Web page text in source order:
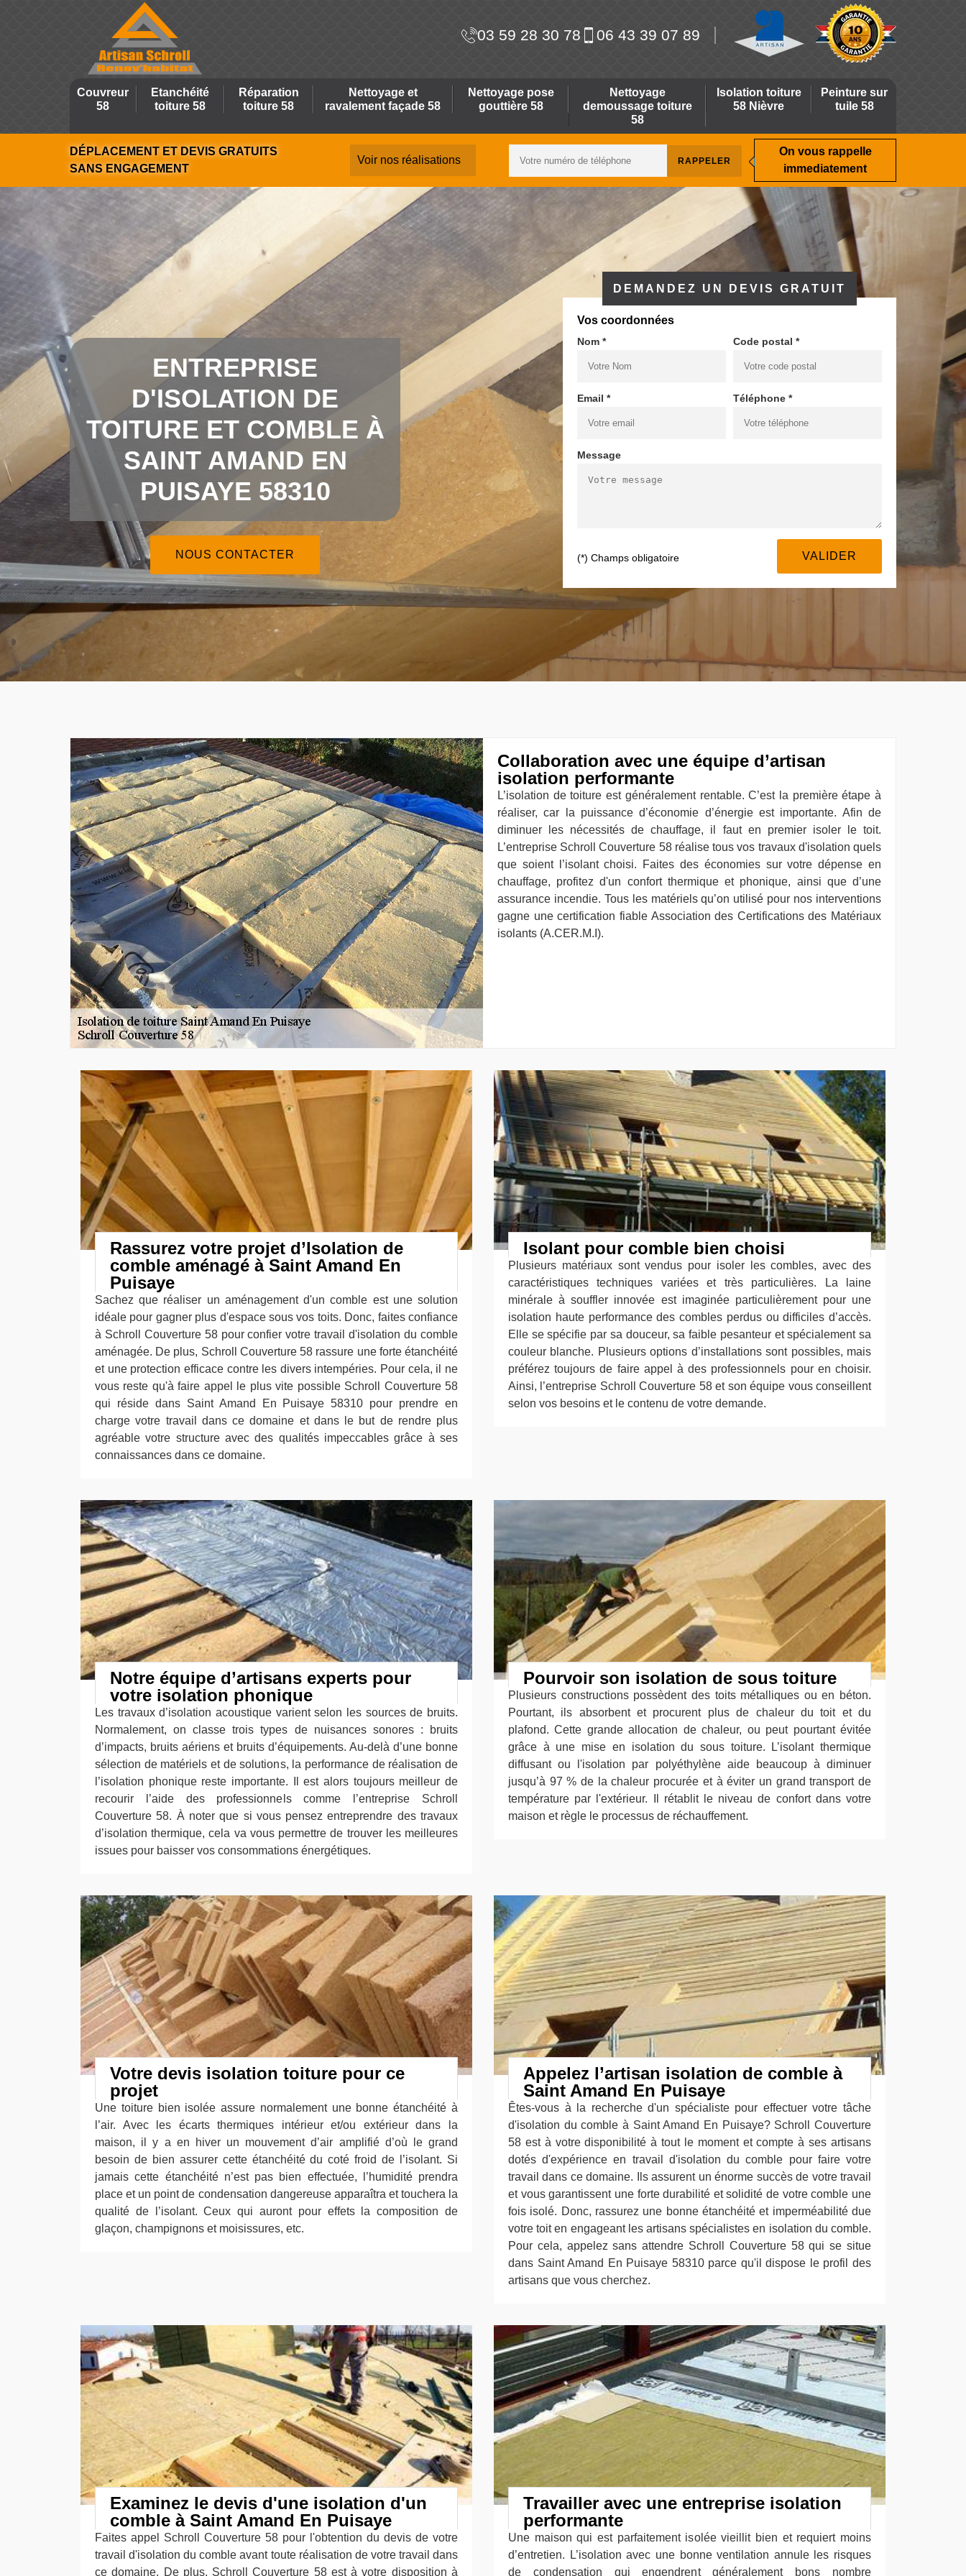
03 59 28 30 78 06 43 39 07 89
Couvreur
58
Etanchéité
toiture 58
Réparation
toiture 58
Nettoyage et
ravalement façade 58
Nettoyage pose
gouttière 58
Nettoyage
demoussage toiture
58
Isolation toiture
58 Nièvre
Peinture sur
tuile 58
DÉPLACEMENT ET DEVIS GRATUITS
SANS ENGAGEMENT
Voir nos réalisations
On vous rappelle
immediatement
ENTREPRISE
D'ISOLATION DE
TOITURE ET COMBLE À
SAINT AMAND EN
PUISAYE 58310
NOUS CONTACTER
DEMANDEZ UN DEVIS GRATUIT
Vos coordonnées
Nom * Code postal *
Email * Téléphone *
Message
(*) Champs obligatoire
Collaboration avec une équipe d’artisan
isolation performante
L’isolation de toiture est généralement rentable. C’est la première étape à
réaliser, car la puissance d’économie d’énergie est importante. Afin de
diminuer les nécessités de chauffage, il faut en premier isoler le toit.
L’entreprise Schroll Couverture 58 réalise tous vos travaux d'isolation quels
que soient l’isolant choisi. Faites des économies sur votre dépense en
chauffage, profitez d'un confort thermique et phonique, ainsi que d’une
assurance incendie. Tous les matériels qu’on utilisé pour nos interventions
gagne une certification fiable Association des Certifications des Matériaux
isolants (A.CER.M.I).
Rassurez votre projet d’Isolation de
comble aménagé à Saint Amand En
Puisaye
Sachez que réaliser un aménagement d'un comble est une solution
idéale pour gagner plus d'espace sous vos toits. Donc, faites confiance
à Schroll Couverture 58 pour confier votre travail d'isolation du comble
aménagée. De plus, Schroll Couverture 58 rassure une forte étanchéité
et une protection efficace contre les divers intempéries. Pour cela, il ne
vous reste qu'à faire appel le plus vite possible Schroll Couverture 58
qui réside dans Saint Amand En Puisaye 58310 pour prendre en
charge votre travail dans ce domaine et dans le but de rendre plus
agréable votre structure avec des qualités impeccables grâce à ses
connaissances dans ce domaine.
Isolant pour comble bien choisi
Plusieurs matériaux sont vendus pour isoler les combles, avec des
caractéristiques techniques variées et très particulières. La laine
minérale à souffler innovée est imaginée particulièrement pour une
isolation haute performance des combles perdus ou difficiles d’accès.
Elle se spécifie par sa douceur, sa faible pesanteur et spécialement sa
couleur blanche. Plusieurs options d’installations sont possibles, mais
préférez toujours de faire appel à des professionnels pour en choisir.
Ainsi, l’entreprise Schroll Couverture 58 et son équipe vous conseillent
selon vos besoins et le contenu de votre demande.
Notre équipe d’artisans experts pour
votre isolation phonique
Les travaux d’isolation acoustique varient selon les sources de bruits.
Normalement, on classe trois types de nuisances sonores : bruits
d’impacts, bruits aériens et bruits d’équipements. Au-delà d’une bonne
sélection de matériels et de solutions, la performance de réalisation de
l’isolation phonique reste importante. Il est alors toujours meilleur de
recourir l’aide des professionnels comme l’entreprise Schroll
Couverture 58. À noter que si vous pensez entreprendre des travaux
d’isolation thermique, cela va vous permettre de trouver les meilleures
issues pour baisser vos consommations énergétiques.
Pourvoir son isolation de sous toiture
Plusieurs constructions possèdent des toits métalliques ou en béton.
Pourtant, ils absorbent et procurent plus de chaleur du toit et du
plafond. Cette grande allocation de chaleur, ou peut pourtant évitée
grâce à une mise en isolation du sous toiture. L’isolant thermique
diffusant ou l'isolation par polyéthylène aide beaucoup à diminuer
jusqu’à 97 % de la chaleur procurée et à éviter un grand transport de
température par l'extérieur. Il rétablit le niveau de confort dans votre
maison et règle le processus de réchauffement.
Votre devis isolation toiture pour ce
projet
Une toiture bien isolée assure normalement une bonne étanchéité à
l’air. Avec les écarts thermiques intérieur et/ou extérieur dans la
maison, il y a en hiver un mouvement d’air amplifié d’où le grand
besoin de bien assurer cette étanchéité du coté froid de l’isolant. Si
jamais cette étanchéité n’est pas bien effectuée, l’humidité prendra
place et un point de condensation dangereuse apparaîtra et touchera la
qualité de l’isolant. Ceux qui auront pour effets la composition de
glaçon, champignons et moisissures, etc.
Appelez l’artisan isolation de comble à
Saint Amand En Puisaye
Êtes-vous à la recherche d'un spécialiste pour effectuer votre tâche
d'isolation du comble à Saint Amand En Puisaye? Schroll Couverture
58 est à votre disponibilité à tout le moment et compte à ses artisans
dotés d'expérience en travail d'isolation du comble pour faire votre
travail dans ce domaine. Ils assurent un énorme succès de votre travail
et vous garantissent une forte durabilité et solidité de votre comble une
fois isolé. Donc, rassurez une bonne étanchéité et imperméabilité due
votre toit en engageant les artisans spécialistes en isolation du comble.
Pour cela, appelez sans attendre Schroll Couverture 58 qui se situe
dans Saint Amand En Puisaye 58310 parce qu'il dispose le profil des
artisans que vous cherchez.
Examinez le devis d'une isolation d'un
comble à Saint Amand En Puisaye
Faites appel Schroll Couverture 58 pour l'obtention du devis de votre
travail d'isolation du comble avant toute réalisation de votre travail dans
ce domaine. De plus, Schroll Couverture 58 est à votre disposition à
Travailler avec une entreprise isolation
performante
Une maison qui est parfaitement isolée vieillit bien et requiert moins
d’entretien. L’isolation avec une bonne ventilation annule les risques
de condensation qui engendrent généralement bons nombre